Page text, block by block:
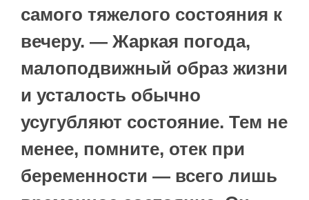
самого тяжелого состояния к
вечеру. — Жаркая погода,
малоподвижный образ жизни
и усталость обычно
усугубляют состояние. Тем не
менее, помните, отек при
беременности — всего лишь